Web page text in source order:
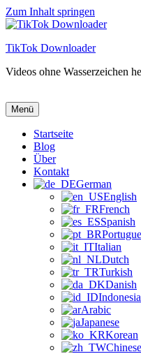
Zum Inhalt springen
TikTok Downloader
Videos ohne Wasserzeichen
TikTok Downloader
Videos ohne Wasserzeichen
Menü
Startseite
Blog
Über
Kontakt
German
English
French
Spanish
Italian
Dutch
Turkish
Danish
Arabic
Japanese
Korean
Chinese